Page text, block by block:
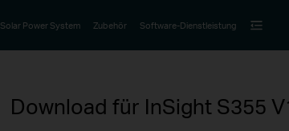
Solar Power System Zubehör Software-Dienstleistung
Download für InSight S355